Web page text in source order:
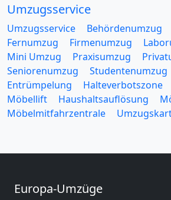
Umzugsservice
Umzugsservice Behördenumzug
Fernumzug
Firmenumzug
Mini Umzug
Praxisumzug
Seniorenumzug
Studentenumzug
Entrümpelung
Halteverbotszone
Möbellift
Haushaltsauflösung
Möbelmitfahrzentrale
Europa-Umzüge